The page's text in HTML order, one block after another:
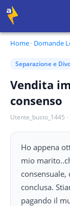
Home · Domande
Separazione e
Vendita
consenso
Utente_busto_1445 ·
Ho appena
mio
conclusa.
pagando il